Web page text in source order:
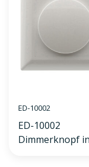
ED-10002
ED-10002
Dimmerknopf